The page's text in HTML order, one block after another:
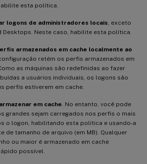
esta política.
logons de administradores locais , exceto
Desktops. Neste caso, habilite esta política.
armazenados em cache localmente ao
configuração retém os perfis armazenados em
as máquinas são redefinidas ao fazer
a usuários individuais, os logons são
perfis estiverem em cache.
em cache . No entanto, você pode
grandes sejam carregados nos perfis o mais
o logon, habilitando esta política e usando-a
de tamanho de arquivo (em MB). Qualquer
ou maior é armazenado em cache
possível.